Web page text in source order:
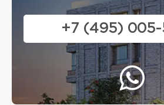
+7 (495) 005-